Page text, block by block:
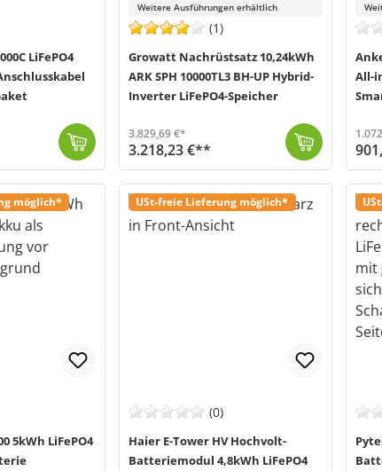
LiFePO4
Weitere Ausführungen erhältlich
(1)
Growatt Nachrüstsatz 10,24kWh
ARK SPH 10000TL3 BH-UP Hybrid-
Inverter LiFePO4-Speicher
3.829,69 €*
3.218,23 €**
All-
möglich*
5kWh LiFePO4
USt-freie Lieferung möglich*
(0)
Haier E-Tower HV Hochvolt-
Batteriemodul 4,8kWh LiFePO4